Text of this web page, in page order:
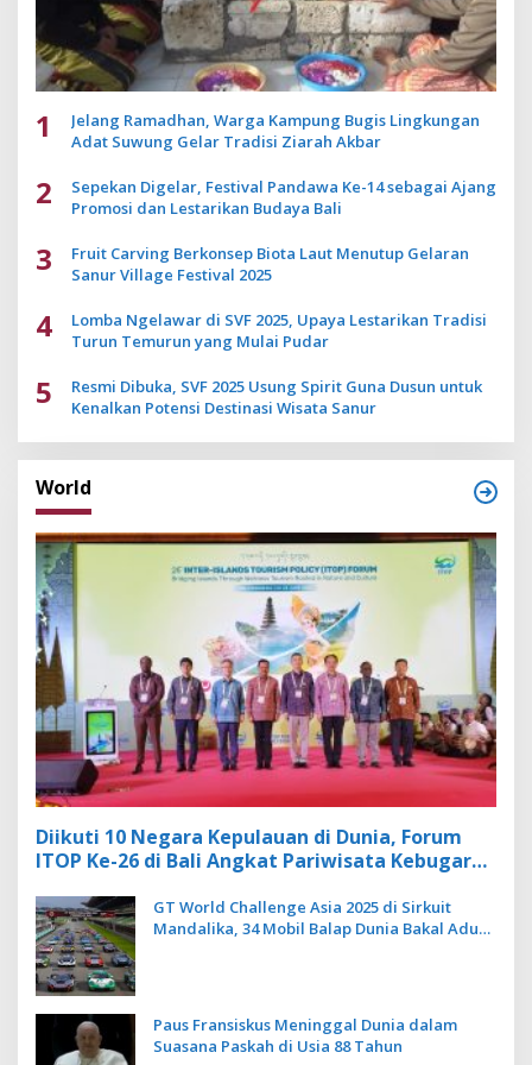
1
Jelang Ramadhan, Warga Kampung Bugis Lingkungan
Adat Suwung Gelar Tradisi Ziarah Akbar
2
Sepekan Digelar, Festival Pandawa Ke-14 sebagai Ajang
Promosi dan Lestarikan Budaya Bali
3
Fruit Carving Berkonsep Biota Laut Menutup Gelaran
Sanur Village Festival 2025
4
Lomba Ngelawar di SVF 2025, Upaya Lestarikan Tradisi
Turun Temurun yang Mulai Pudar
5
Resmi Dibuka, SVF 2025 Usung Spirit Guna Dusun untuk
Kenalkan Potensi Destinasi Wisata Sanur
World
Diikuti 10 Negara Kepulauan di Dunia, Forum
ITOP Ke-26 di Bali Angkat Pariwisata Kebugaran
GT World Challenge Asia 2025 di Sirkuit
Mandalika, 34 Mobil Balap Dunia Bakal Adu
Paus Fransiskus Meninggal Dunia dalam
Suasana Paskah di Usia 88 Tahun